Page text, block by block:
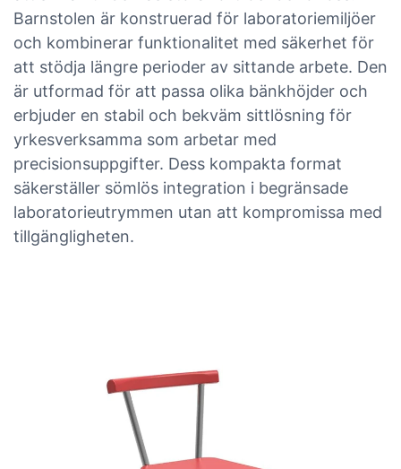
Barnstolen är konstruerad för laboratoriemiljöer
och kombinerar funktionalitet med säkerhet för
att stödja längre perioder av sittande arbete. Den
är utformad för att passa olika bänkhöjder och
erbjuder en stabil och bekväm sittlösning för
yrkesverksamma som arbetar med
precisionsuppgifter. Dess kompakta format
säkerställer sömlös integration i begränsade
laboratorieutrymmen utan att kompromissa med
tillgängligheten.